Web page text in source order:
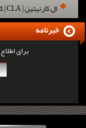
ال کارنیتین | CLA | کافئین
برای
خبرنامه